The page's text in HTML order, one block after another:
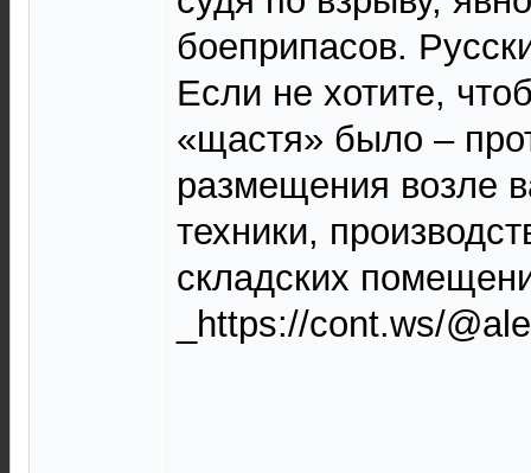
боеприпасов.
Если не хотите,
«щастя» было –
размещения возле
техники,
складских
_https://cont.ws/